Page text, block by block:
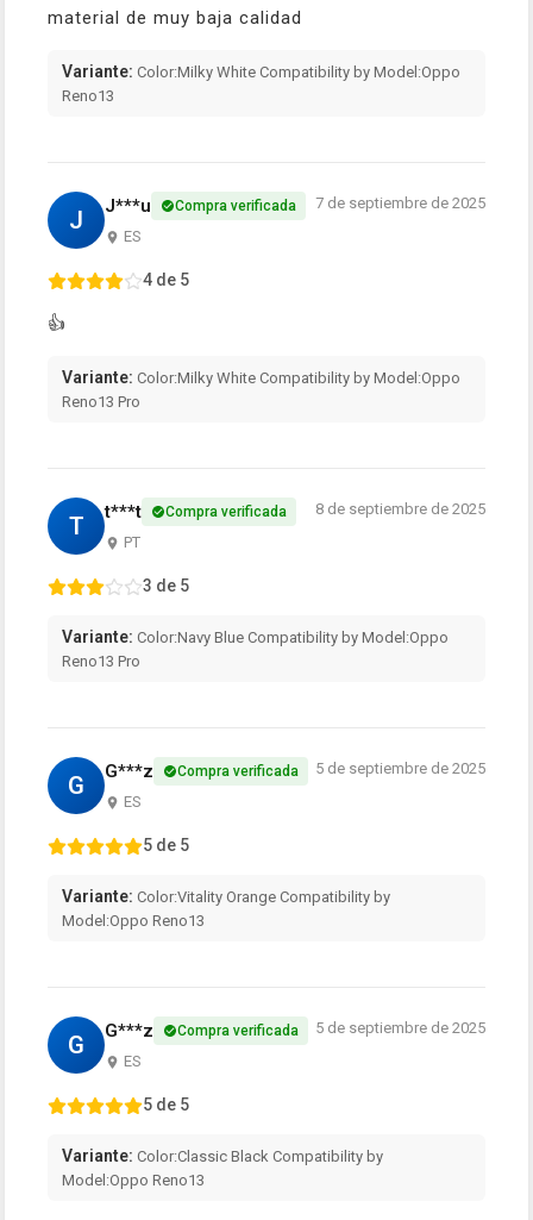
material de muy baja calidad
Variante: Color:Milky White Compatibility by Model:Oppo
Reno13
J J***u Compra verificada
ES
7 de septiembre de 2025
4 de 5
👍
Variante: Color:Milky White Compatibility by Model:Oppo
Reno13 Pro
T t***t Compra verificada
PT
8 de septiembre de 2025
3 de 5
Variante: Color:Navy Blue Compatibility by Model:Oppo
Reno13 Pro
G G***z Compra verificada
ES
5 de septiembre de 2025
5 de 5
Variante: Color:Vitality Orange Compatibility by
Model:Oppo Reno13
G G***z Compra verificada
ES
5 de septiembre de 2025
5 de 5
Variante: Color:Classic Black Compatibility by
Model:Oppo Reno13